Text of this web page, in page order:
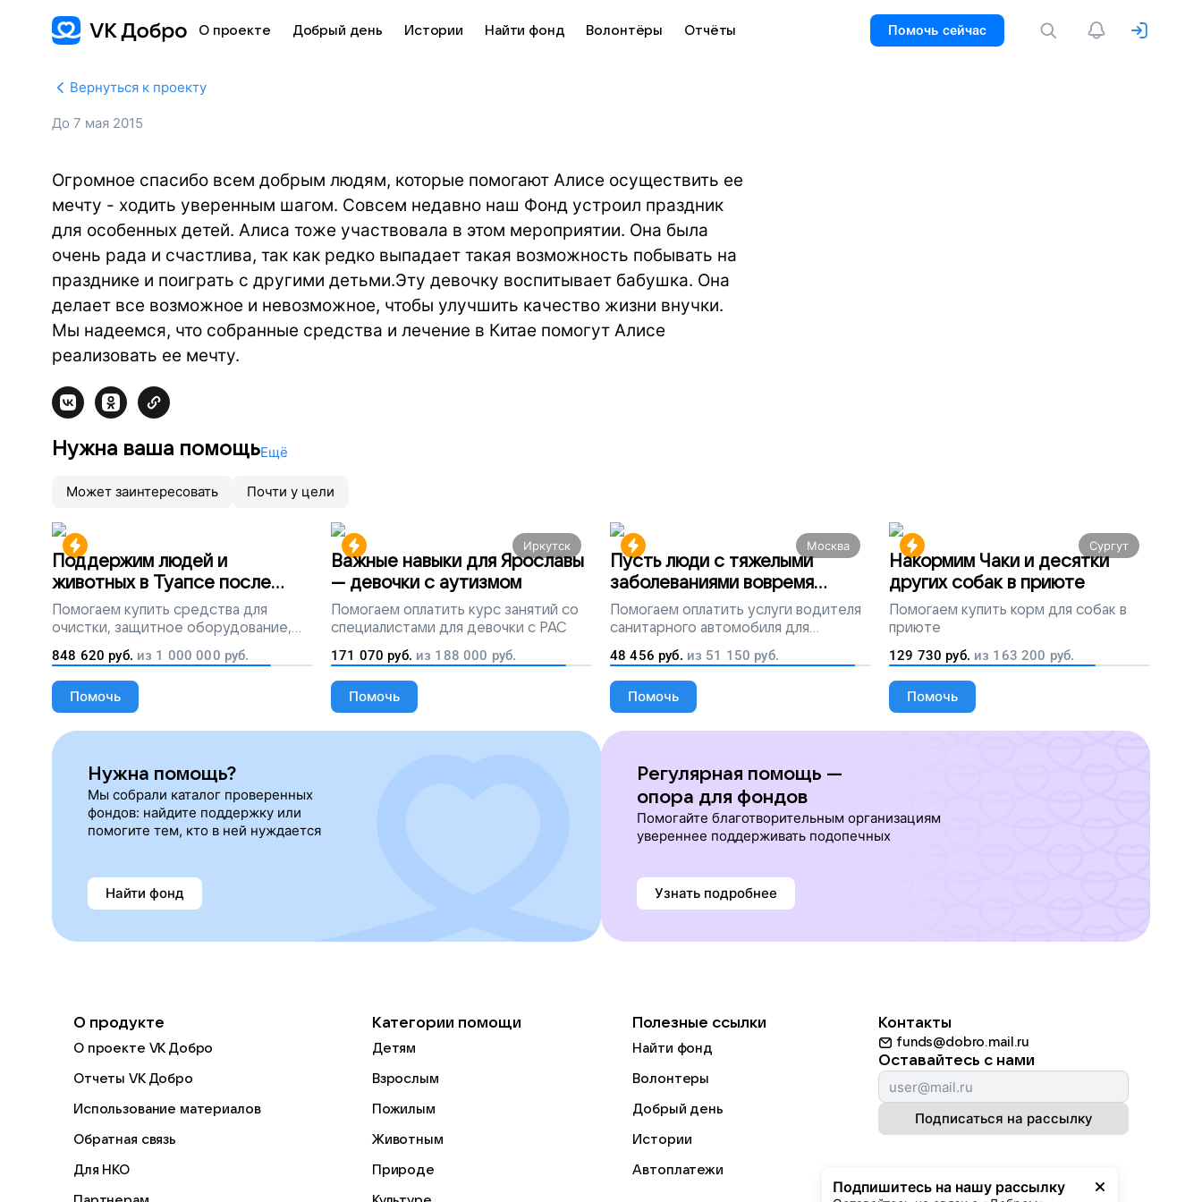
О проекте Добрый день Истории Найти фонд Волонтёры Отчёты Помочь сейчас
Вернуться к проекту
До 7 мая 2015
Огромное спасибо всем добрым людям, которые помогают Алисе осуществить ее
мечту - ходить уверенным шагом. Совсем недавно наш Фонд устроил праздник
для особенных детей. Алиса тоже участвовала в этом мероприятии. Она была
очень рада и счастлива, так как редко выпадает такая возможность побывать на
празднике и поиграть с другими детьми.Эту девочку воспитывает бабушка. Она
делает все возможное и невозможное, чтобы улучшить качество жизни внучки.
Мы надеемся, что собранные средства и лечение в Китае помогут Алисе
реализовать ее мечту.
Нужна ваша помощьЕщё
Может заинтересовать Почти у цели
Поддержим людей и
животных в Туапсе после
разлива мазута
Помогаем купить средства для
очистки, защитное оборудование,
лекарства, корм и предметы первой
необходимости
848 620 руб. из 1 000 000 руб.
Помочь
Иркутск
Важные навыки для Ярославы
— девочки с аутизмом
Помогаем оплатить курс занятий со
специалистами для девочки с РАС
171 070 руб. из 188 000 руб.
Помочь
Москва
Пусть люди с тяжелыми
заболеваниями вовремя
попадут на лечение
Помогаем оплатить услуги водителя
санитарного автомобиля для
перевозки тяжелобольных людей
48 456 руб. из 51 150 руб.
Помочь
Сургут
Накормим Чаки и десятки
других собак в приюте
Помогаем купить корм для собак в
приюте
129 730 руб. из 163 200 руб.
Помочь
Нужна помощь?
Мы собрали каталог проверенных
фондов: найдите поддержку или
помогите тем, кто в ней нуждается
Найти фонд
Регулярная помощь —
опора для фондов
Помогайте благотворительным организациям
увереннее поддерживать подопечных
Узнать подробнее
Подпишитесь на нашу рассылку
О продукте
О проекте VK Добро
Отчеты VK Добро
Использование материалов
Обратная связь
Для НКО
Категории помощи
Детям
Взрослым
Пожилым
Животным
Природе
Полезные ссылки
Найти фонд
Волонтеры
Добрый день
Истории
Автоплатежи
Контакты
funds@dobro.mail.ru
Оставайтесь с нами
Подписаться на рассылку